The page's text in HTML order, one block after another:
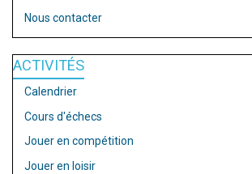
Nous contacter
ACTIVITÉS
Calendrier
Cours d'échecs
Jouer en compétition
Jouer en loisir